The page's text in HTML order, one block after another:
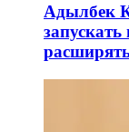
Адылбек